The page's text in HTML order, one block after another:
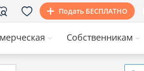
Подать БЕСПЛАТНО
Собственникам